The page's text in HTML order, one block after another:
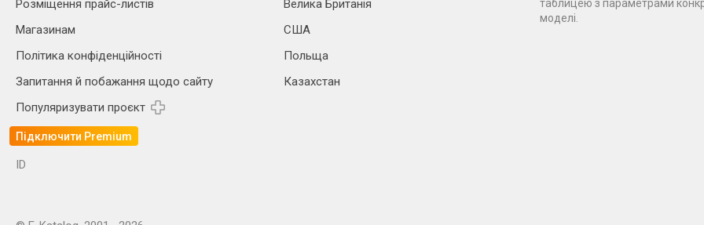
Розміщення прайс-листів
Магазинам
Політика конфіденційності
Запитання й побажання щодо сайту
Популяризувати проєкт
Підключити Premium
Велика Британія
США
Польща
Казахстан
таблицею з параметрами
моделі.
ID